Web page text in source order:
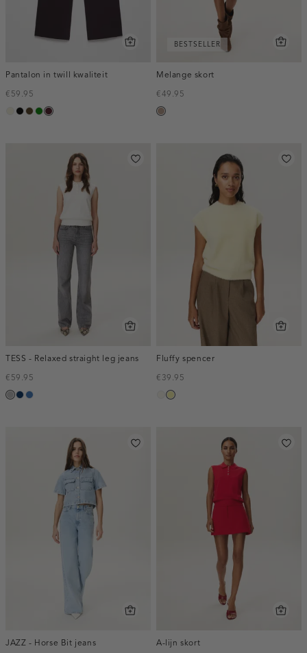
Pantalon in twill kwaliteit
€59.95
ecru
zwart
toffee
groen
pruim,
BESTSELLER
Melange skort
€49.95
taupe,
TESS - Relaxed straight leg jeans
€59.95
grijs,
blauw,
blauw,
Fluffy spencer
€39.95
creme,
lichtgeel
JAZZ - Horse Bit jeans
A-lijn skort